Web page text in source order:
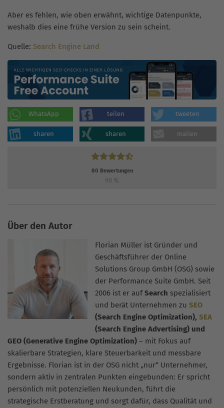
Aber es fehlen, wie oben erwähnt, wichtige Datenpunkte,
weshalb dies eine frühe Version zu sein scheint.
Quelle: Search Engine Land
WhatsApp teilen tweeten
sharen sharen mailen
80 Bewertungen
90 %
Über den Autor
Florian Müller ist Gründer und
Geschäftsführer der Online
Solutions Group GmbH (OSG) sowie
der Performance Suite GmbH. Seit
2006 ist er aufSearch spezialisiert
und berät Unternehmen zu SEO
(Search Engine Optimization), SEA
(Search Engine Advertising) und
GEO (Generative Engine Optimization) – mit Fokus auf
skalierbare Strategien, klare Steuerbarkeit und messbare
Ergebnisse. Florian ist in der OSG nicht „nur“ Unternehmer,
sondern aktiv in zentralen Punkten eingebunden: Er spricht
persönlich mit potenziellen Neukunden, führt die
strategische Erstberatung und sorgt dafür, dass Qualität und